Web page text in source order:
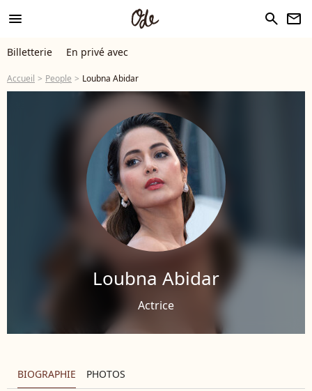
menu search newsletter
Billetterie En privé avec
Accueil People Loubna Abidar
Loubna Abidar
Actrice
BIOGRAPHIE PHOTOS